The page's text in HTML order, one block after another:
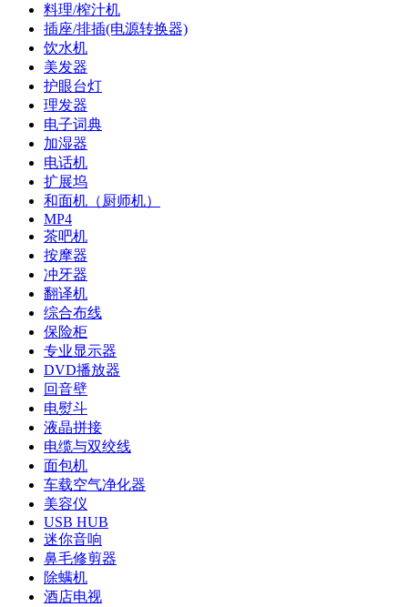
料理/榨汁机
插座/排插(电源转换器)
饮水机
美发器
护眼台灯
理发器
电子词典
加湿器
电话机
扩展坞
和面机（厨师机）
MP4
茶吧机
按摩器
冲牙器
翻译机
综合布线
保险柜
专业显示器
DVD播放器
回音壁
电熨斗
液晶拼接
电缆与双绞线
面包机
车载空气净化器
美容仪
USB HUB
迷你音响
鼻毛修剪器
除螨机
酒店电视